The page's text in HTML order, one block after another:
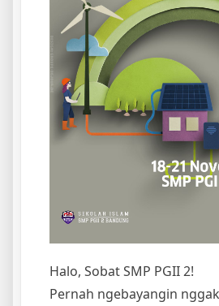
Halo, Sobat SMP PGII 2!
Pernah ngebayangin